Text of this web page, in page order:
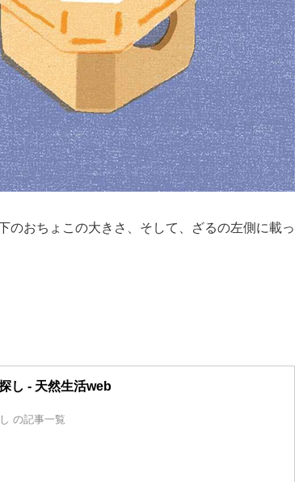
のおちょこの大きさ、そして、ざるの左側に載っ
し - 天然生活web
の記事一覧